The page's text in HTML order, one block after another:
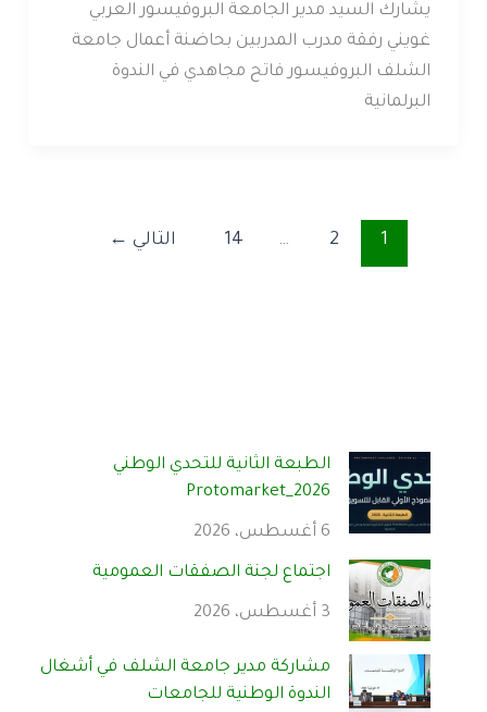
الطبعة الثانية للتحدي الوطني
Protomarket_2026
6 أغسطس، 2026
اجتماع لجنة الصفقات العمومية
3 أغسطس، 2026
مشاركة مدير جامعة الشلف في أشغال
الندوة الوطنية للجامعات
يشارك السيد مدير الجامعة البروفيسور العربي
غويني رفقة مدرب المدربين بحاضنة أعمال جامعة
الشلف البروفيسور فاتح مجاهدي في الندوة
البرلمانية
1
2
…
14 التالي ←